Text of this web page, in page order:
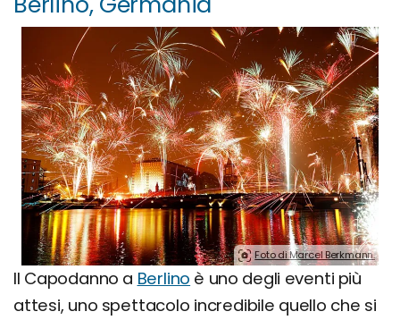
Foto di Marcel Berkmann.
Il Capodanno a Berlino è uno degli eventi più
attesi, uno spettacolo incredibile quello che si